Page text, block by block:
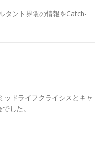
タント界隈の情報をCatch-
ッドライフクライシスとキャ
した。